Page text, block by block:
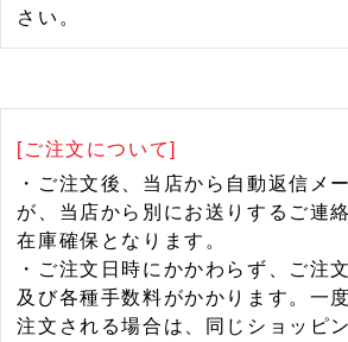
さい。
[ご注文について]
・ご注文後、当店から自動返信メ
が、当店から別にお送りするご連
在庫確保となります。
・ご注文日時にかかわらず、ご注
及び各種手数料がかかります。一
注文される場合は、同じショッピ